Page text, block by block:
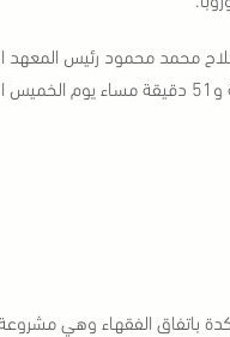
محمد محمود رئيس المعهد
باتفاق الفقهاء وهي